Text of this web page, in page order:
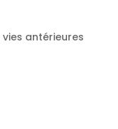
antérieures